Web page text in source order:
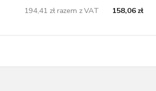
194,41 zł razem z VAT 158,06 zł